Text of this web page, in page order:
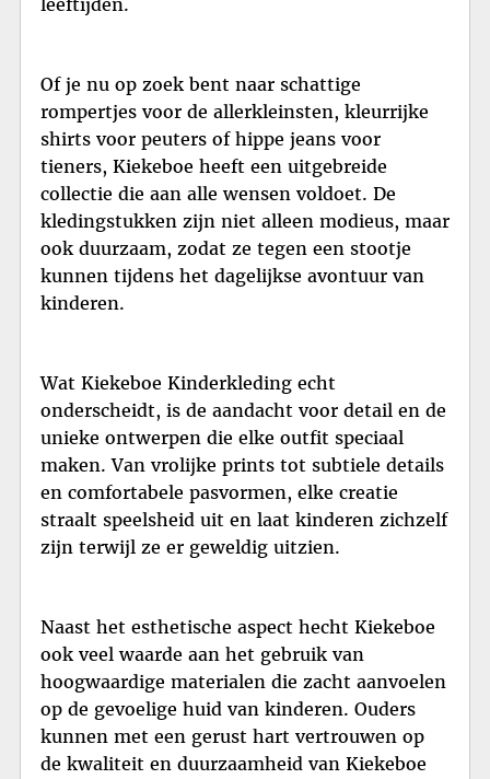
Of je nu op zoek bent naar schattige
rompertjes voor de allerkleinsten, kleurrijke
shirts voor peuters of hippe jeans voor
tieners, Kiekeboe heeft een uitgebreide
collectie die aan alle wensen voldoet. De
kledingstukken zijn niet alleen modieus, maar
ook duurzaam, zodat ze tegen een stootje
kunnen tijdens het dagelijkse avontuur van
kinderen.
Wat Kiekeboe Kinderkleding echt
onderscheidt, is de aandacht voor detail en de
unieke ontwerpen die elke outfit speciaal
maken. Van vrolijke prints tot subtiele details
en comfortabele pasvormen, elke creatie
straalt speelsheid uit en laat kinderen zichzelf
zijn terwijl ze er geweldig uitzien.
Naast het esthetische aspect hecht Kiekeboe
ook veel waarde aan het gebruik van
hoogwaardige materialen die zacht aanvoelen
op de gevoelige huid van kinderen. Ouders
kunnen met een gerust hart vertrouwen op
de kwaliteit en duurzaamheid van Kiekeboe